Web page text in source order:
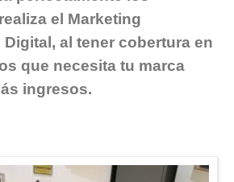
el Marketing
al tener cobertura en
que necesita tu marca
ingresos.